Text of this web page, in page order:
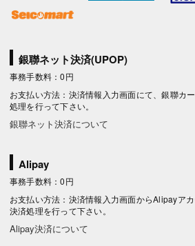
銀聯ネット決済(UPOP)
事務手数料：0円
お支払い方法：決済情報入力画面にて、銀聯カ
処理を行って下さい。
銀聯ネット決済について
Alipay
事務手数料：0円
お支払い方法：決済情報入力画面からAlipayアカ
決済処理を行って下さい。
Alipay決済について